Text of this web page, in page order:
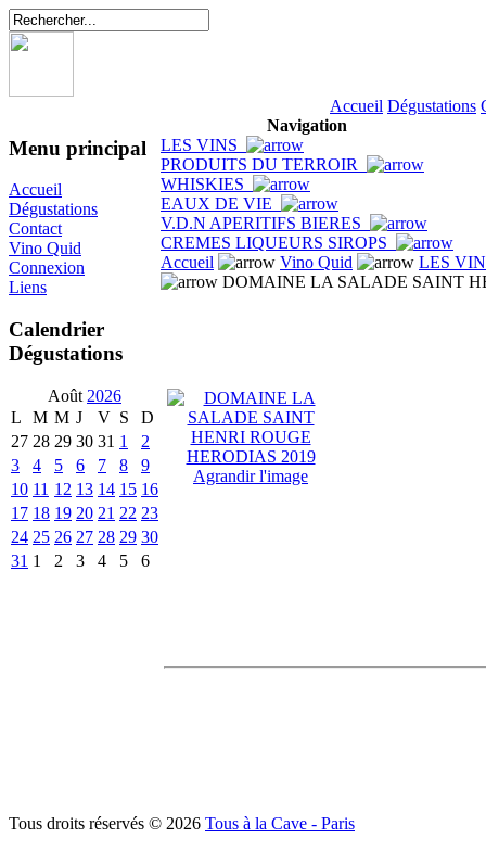
Accueil Dégustations
Menu principal
Accueil
Dégustations
Contact
Vino Quid
Connexion
Liens
Calendrier
Dégustations
Août 2026
L
M M J V S
D
27 28 29 30 31 1
2
3
4 5 6 7 8
9
10 11 12 13 14 15 16
17 18 19 20 21 22 23
24 25 26 27 28 29 30
31 1 2 3 4 5 6
Navigation
LES VINS
PRODUITS DU TERROIR
WHISKIES
EAUX DE VIE
V.D.N APERITIFS BIERES
CREMES LIQUEURS SIROPS
Accueil
Vino Quid
LES
DOMAINE LA SALADE SAINT
Agrandir l'image
Tous droits réservés © 2026 Tous à la Cave - Paris